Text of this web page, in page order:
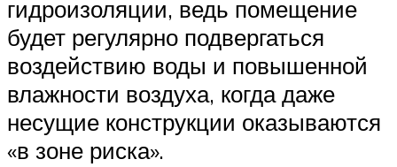
гидроизоляции, ведь помещение
будет регулярно подвергаться
воздействию воды и повышенной
влажности воздуха, когда даже
несущие конструкции оказываются
«в зоне риска».